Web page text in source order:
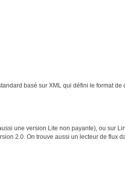
basé sur XML qui défini le format
une version Lite non payante), ou sur
2.0. On trouve aussi un lecteur de flux